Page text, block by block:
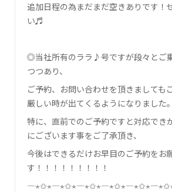
追加日程の為まだまだ空きありです！
い♬
◎当社所有のララ♪号ですが段々とご
つつあり、
ご予約、お問い合わせを頂きましても
厳しい時が出てくるようになりました。
特に、直前でのご予約ですと対応でき
にございます事をご了承頂き、
今後はできるだけお早目のご予約をお
す！！！！！！！！！